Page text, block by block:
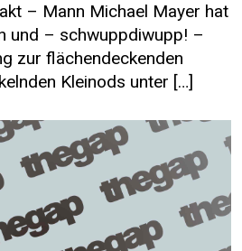
– Mann Michael Mayer hat
und – schwuppdiwupp! –
zur flächendeckenden
Kleinods unter […]